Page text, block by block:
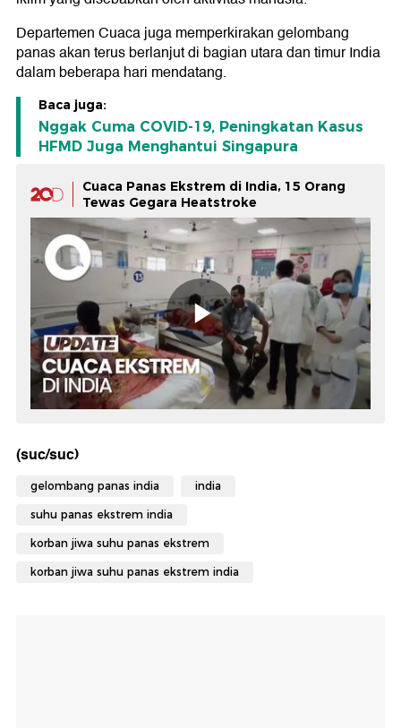
Departemen Cuaca juga memperkirakan gelombang
panas akan terus berlanjut di bagian utara dan timur India
dalam beberapa hari mendatang.
Baca juga:
Nggak Cuma COVID-19, Peningkatan Kasus
HFMD Juga Menghantui Singapura
Cuaca Panas Ekstrem di India, 15 Orang
Tewas Gegara Heatstroke
(suc/suc)
gelombang panas india india
suhu panas ekstrem india
korban jiwa suhu panas ekstrem
korban jiwa suhu panas ekstrem india